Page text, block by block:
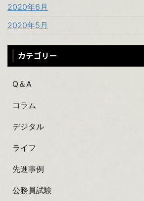
2020年6月
2020年5月
カテゴリー
Q＆A
コラム
デジタル
ライフ
先進事例
公務員試験